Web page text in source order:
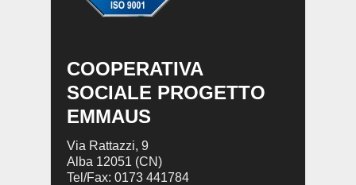
COOPERATIVA
SOCIALE PROGETTO
EMMAUS
Via Rattazzi, 9
Alba 12051 (CN)
Tel/Fax: 0173 441784